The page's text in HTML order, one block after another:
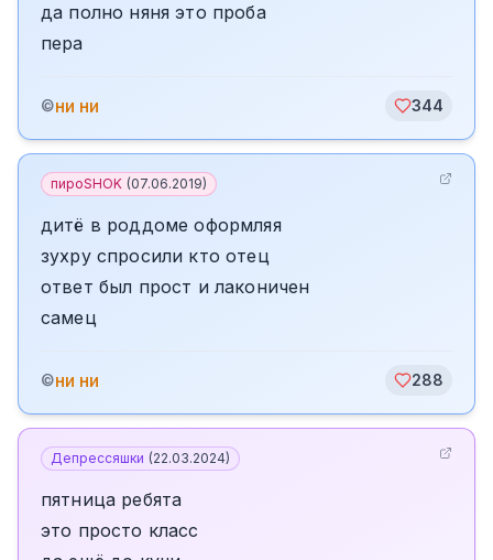
да полно няня это проба
пера
©ни ни 344
пироSHOK (07.06.2019)
дитё в роддоме оформляя
зухру спросили кто отец
ответ был прост и лаконичен
самец
©ни ни 288
Депрессяшки (22.03.2024)
пятница ребята
это просто класс